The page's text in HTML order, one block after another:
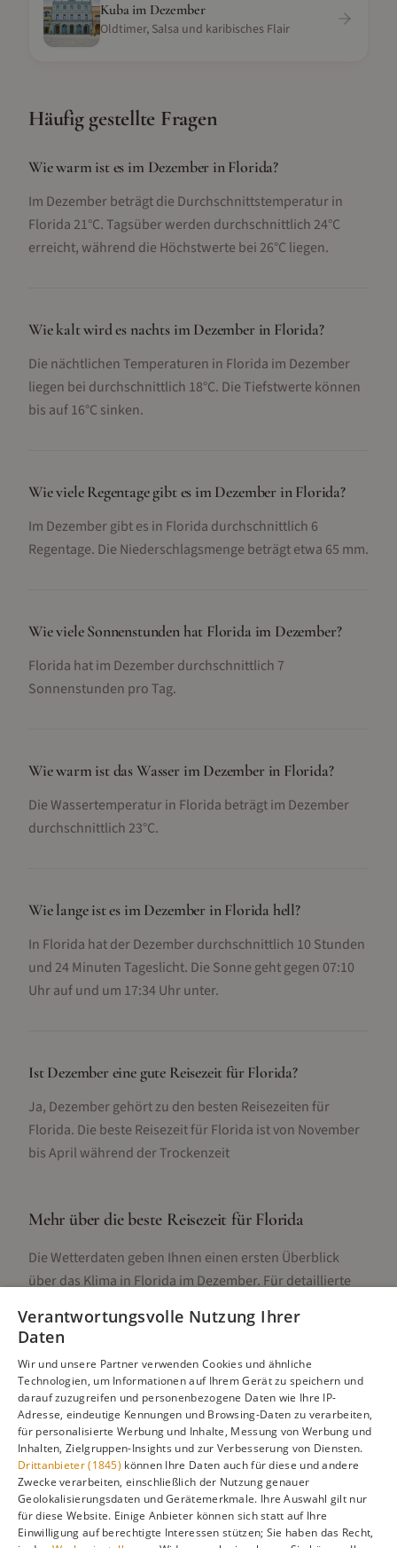
Kuba im Dezember
Oldtimer, Salsa und karibisches Flair
Häufig gestellte Fragen
Wie warm ist es im Dezember in Florida?
Im Dezember beträgt die Durchschnittstemperatur in
Florida 21°C. Tagsüber werden durchschnittlich 24°C
erreicht, während die Höchstwerte bei 26°C liegen.
Wie kalt wird es nachts im Dezember in Florida?
Die nächtlichen Temperaturen in Florida im Dezember
liegen bei durchschnittlich 18°C. Die Tiefstwerte können
bis auf 16°C sinken.
Wie viele Regentage gibt es im Dezember in Florida?
Im Dezember gibt es in Florida durchschnittlich 6
Regentage. Die Niederschlagsmenge beträgt etwa 65 mm.
Wie viele Sonnenstunden hat Florida im Dezember?
Florida hat im Dezember durchschnittlich 7
Sonnenstunden pro Tag.
Wie warm ist das Wasser im Dezember in Florida?
Die Wassertemperatur in Florida beträgt im Dezember
durchschnittlich 23°C.
Wie lange ist es im Dezember in Florida hell?
In Florida hat der Dezember durchschnittlich 10 Stunden
und 24 Minuten Tageslicht. Die Sonne geht gegen 07:10
Uhr auf und um 17:34 Uhr unter.
Ist Dezember eine gute Reisezeit für Florida?
Ja, Dezember gehört zu den besten Reisezeiten für
Florida. Die beste Reisezeit für Florida ist von November
bis April während der Trockenzeit
Mehr über die beste Reisezeit für Florida
Die Wetterdaten geben Ihnen einen ersten Überblick
über das Klima in Florida im Dezember. Für detaillierte
Unterschieden, Aktivitäten und Reisetipps besuchen Sie
Alle Infos zur besten Reisezeit Florida
Gefällt dir diese Seite? Teile sie auf Pinterest!
Auf Pinterest merken
Verantwortungsvolle Nutzung Ihrer
Daten
Wir und unsere Partner verwenden Cookies und ähnliche
Technologien, um Informationen auf Ihrem Gerät zu speichern und
darauf zuzugreifen und personenbezogene Daten wie Ihre IP-
Adresse, eindeutige Kennungen und Browsing-Daten zu verarbeiten,
für personalisierte Werbung und Inhalte, Messung von Werbung und
Inhalten, Zielgruppen-Insights und zur Verbesserung von Diensten.
Drittanbieter (1845) können Ihre Daten auch für diese und andere
Zwecke verarbeiten, einschließlich der Nutzung genauer
Geolokalisierungsdaten und Gerätemerkmale. Ihre Auswahl gilt nur
für diese Website. Einige Anbieter können sich statt auf Ihre
Einwilligung auf berechtigte Interessen stützen; Sie haben das Recht,